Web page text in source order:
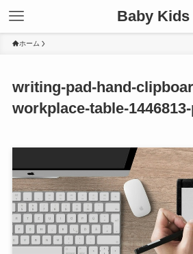
Baby Kids
ホーム
writing-pad-hand-
workplace-table-